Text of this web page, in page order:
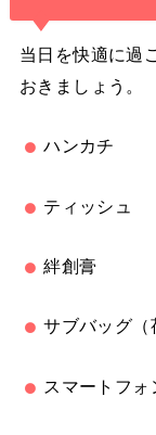
当日を快適に過
おきましょう。
ハンカチ
ティッシュ
絆創膏
サブバッグ（
スマートフォ